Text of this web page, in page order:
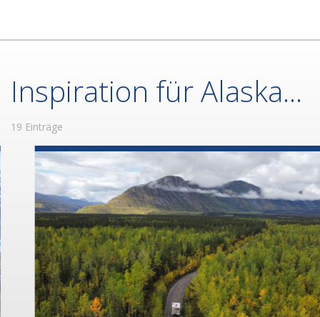
Inspiration für Alaska...
19 Einträge